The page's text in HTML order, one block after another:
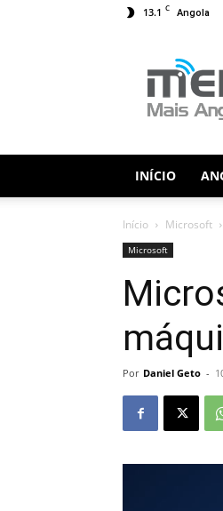
13.1 C Angola
INÍCIO
Início Microsoft
Microsoft
Por Daniel Geto -